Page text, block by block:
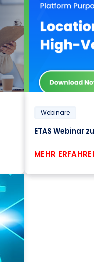
Webinare
ETAS Webinar
MEHR